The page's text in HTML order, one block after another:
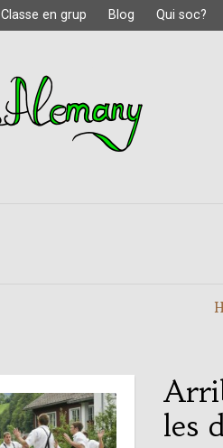
Classe en grup Blog Qui soc?
les